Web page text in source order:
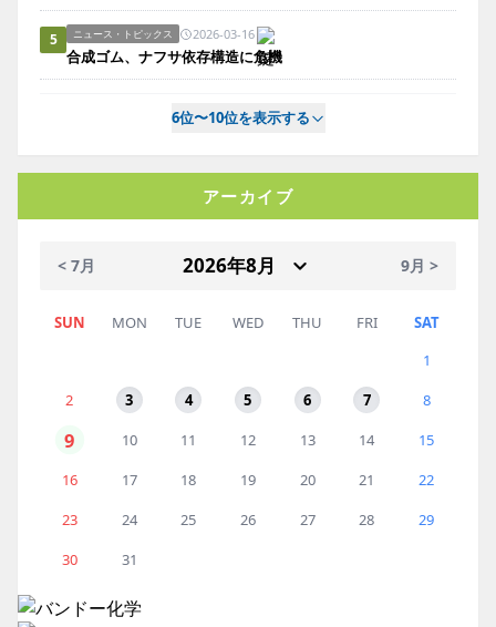
5 ニュース・トピックス 2026-03-16
合成ゴム、ナフサ依存構造に危機
6位〜10位を表示する
アーカイブ
< 7月 9月 >
SUN MON TUE WED THU FRI
SAT
1
2
3 4 5 6 7 8
9 10 11 12 13 14
15
16
17 18 19 20 21
22
23
24 25 26 27 28
29
30
31